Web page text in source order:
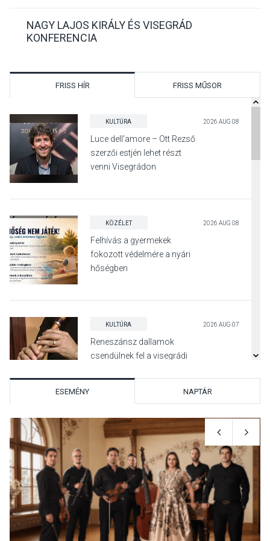
NAGY LAJOS KIRÁLY ÉS VISEGRÁD
KONFERENCIA
FRISS HÍR FRISS MŰSOR
KULTÚRA 2026 AUG 08
Luce dell’amore – Ott Rezső
szerzői estjén lehet részt
venni Visegrádon
KÖZÉLET 2026 AUG 08
Felhívás a gyermekek
fokozott védelmére a nyári
hőségben
KULTÚRA 2026 AUG 07
Reneszánsz dallamok
csendülnek fel a visegrádi
KULTÚRA
Dunavirág Ünnep Verőcén –
két nap a Duna élővilágának
jegyében
TERMÉSZETI KÖRNYEZET 2026 AUG 07
ESEMÉNY NAPTÁR